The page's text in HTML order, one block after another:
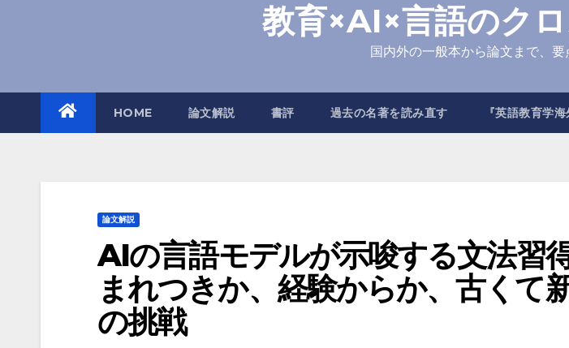
教育×AI×言語のク
国内外の一般本から論文まで、
HOME 論文解説 書評 過去の名著を読み直す 『英語教育学
論文解説
AIの言語モデルが示唆する文法習
まれつきか、経験からか、古くて
の挑戦